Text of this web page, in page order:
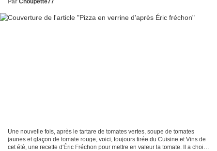
Par Choupette77
Une nouvelle fois, après le tartare de tomates vertes, soupe de tomates
jaunes et glaçon de tomate rouge, voici, toujours tirée du Cuisine et Vins de
cet été, une recette d'Éric Fréchon pour mettre en valeur la tomate. Il a choisi